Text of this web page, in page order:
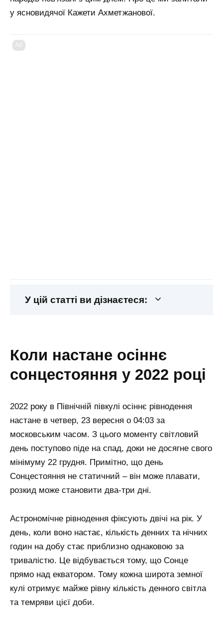
у ясновидячої Кажети Ахметжанової.
Ad
У цій статті ви дізнаєтеся:
коли настане осіннє
сонцестояння у 2022 році
2022 року в Північній півкулі осіннє рівнодення
настане в четвер, 23 вересня о 04:03 за
московським часом. З цього моменту світловий
день поступово піде на спад, доки не досягне свого
мінімуму 22 грудня. Примітно, що день
Сонцестояння не статичний – він може плавати,
розкид може становити два-три дні.
Астрономічне рівнодення фіксують двічі на рік. У
день, коли воно настає, кількість денних та нічних
годин на добу стає приблизно однаковою за
тривалістю. Це відбувається тому, що Сонце
прямо над екватором. Тому кожна широта земної
кулі отримує майже рівну кількість денного світла
та темряви цієї доби.